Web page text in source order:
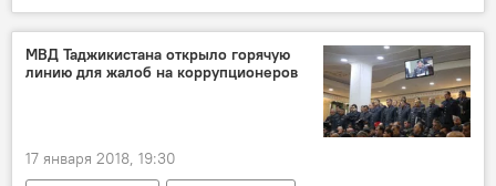
ярмарка
тюбетейка
МВД Таджикистана открыло горячую
линию для жалоб на коррупционеров
17 января 2018, 19:30